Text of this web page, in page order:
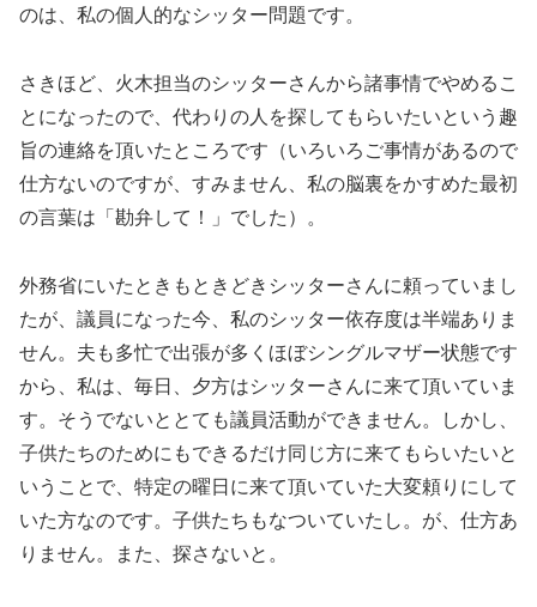
のは、私の個人的なシッター問題です。
さきほど、火木担当のシッターさんから諸事情でやめるこ
とになったので、代わりの人を探してもらいたいという趣
旨の連絡を頂いたところです（いろいろご事情があるので
仕方ないのですが、すみません、私の脳裏をかすめた最初
の言葉は「勘弁して！」でした）。
外務省にいたときもときどきシッターさんに頼っていまし
たが、議員になった今、私のシッター依存度は半端ありま
せん。夫も多忙で出張が多くほぼシングルマザー状態です
から、私は、毎日、夕方はシッターさんに来て頂いていま
す。そうでないととても議員活動ができません。しかし、
子供たちのためにもできるだけ同じ方に来てもらいたいと
いうことで、特定の曜日に来て頂いていた大変頼りにして
いた方なのです。子供たちもなついていたし。が、仕方あ
りません。また、探さないと。